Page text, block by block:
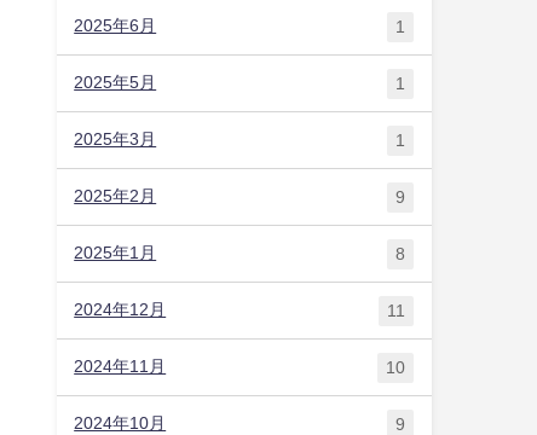
2025年6月 1
2025年5月 1
2025年3月 1
2025年2月 9
2025年1月 8
2024年12月 11
2024年11月 10
2024年10月 9